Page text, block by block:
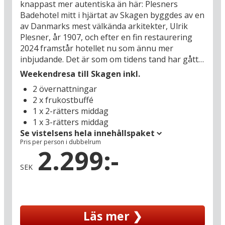
knappast mer autentiska än här: Plesners
Badehotel mitt i hjärtat av Skagen byggdes av en
av Danmarks mest välkända arkitekter, Ulrik
Plesner, år 1907, och efter en fin restaurering
2024 framstår hotellet nu som ännu mer
inbjudande. Det är som om tidens tand har gått
obemärkt förbi det legendariska badhotellet –
stilen, stämningen, ljuset, luften och de havsblå
färgerna för dig nästan tillbaka till en tid då man
inte var turist utan semestergäst. Här kan du se
fram emot att få njuta av klassiska
smakupplevelser i restaurangen, medan stadens
hjärta pulserar precis utanför de vita fönstren.
Du bor mitt emellan gågatan och hamnen med
de ikoniska röda packhusen – och mer centralt
och charmigt kan du knappast önska dig en
Kanske är det i år du ska besöka det nya, fina
Maskinrummet i Jollehamnen eller stå ute på
Weekendresa till Skagen inkl.
2 övernattningar
2 x frukostbuffé
1 x 2-rätters middag
1 x 3-rätters middag
Se vistelsens hela innehållspaket
Pris per person i dubbelrum
SEK 2.299:-
Läs mer ❯